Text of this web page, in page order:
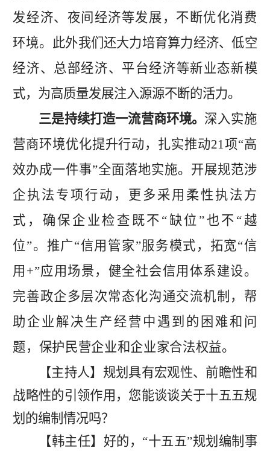
发经济、夜间经济等发展 ， 不断优化消费
环境。 此外我们还大力培育算力经济、低空
经济、 总部经济、平台经济等新业态新模
式，为高质量发展注入源源不断的活力。
三是持续打造一流营商环境。 深入实施
营商环境优化提升行动，扎实推动21项“高
效办成一件事”全面落地实施。开展规范涉
企执法专项行动，更多采用柔性执法方
式 ， 确保企业检查既不 “缺位 ”也不 “ 越
位”。推广“信用管家”服务模式，拓宽“信
用 +”应用场景， 健全社会信用体系建设。
完善政企多层次常态化沟通交流机制，帮
助企业解决生产经营中遇到的困难和问
题，保护民营企业和企业家合法权益。
【主持人】规划具有宏观性、前瞻性和
战略性的引领作用，您能谈谈关于十五五规
划的编制情况吗？
【韩主任】好的， “十五五”规划编制事